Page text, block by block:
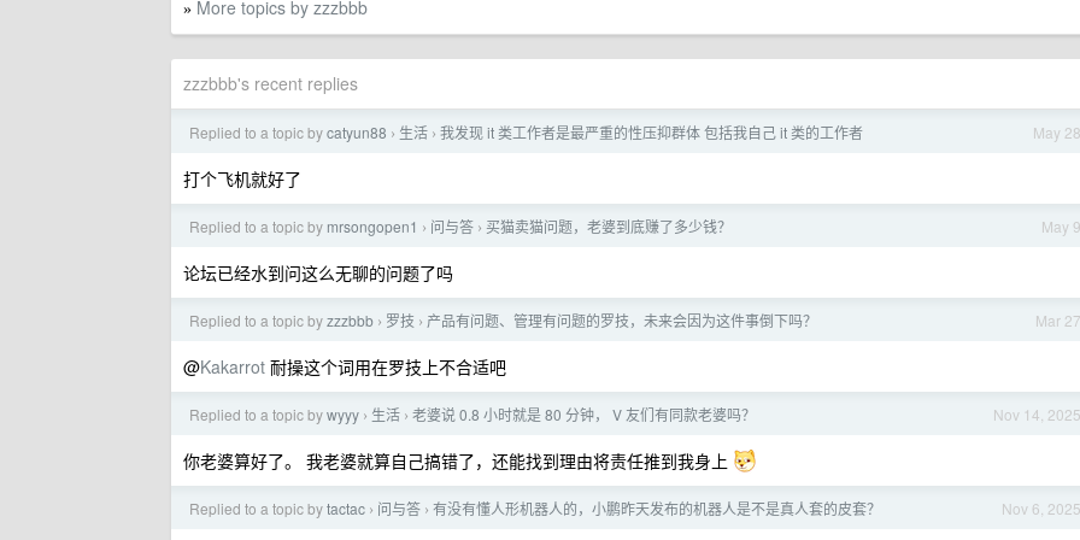
» More topics by zzzbbb
zzzbbb's recent replies
May 28
Replied to a topic bycatyun88 › 生活 › 我发现 it 类工作者是最严重的性压抑群体 包括我自己 it 类的工作者
打个飞机就好了
May 9
Replied to a topic by mrsongopen1 › 问与答 › 买猫卖猫问题，老婆到底赚了多少钱？
论坛已经水到问这么无聊的问题了吗
Mar 27
Replied to a topic byzzzbbb › 罗技 › 产品有问题、管理有问题的罗技，未来会因为这件事倒下吗？
@Kakarrot 耐操这个词用在罗技上不合适吧
Nov 14, 2025
Replied to a topic bywyyy › 生活 › 老婆说 0.8 小时就是 80 分钟， V 友们有同款老婆吗？
你老婆算好了。 我老婆就算自己搞错了，还能找到理由将责任推到我身上
Nov 6, 2025
Replied to a topic bytactac › 问与答 › 有没有懂人形机器人的，小鹏昨天发布的机器人是不是真人套的皮套？